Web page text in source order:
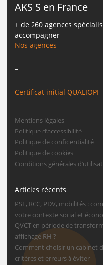
AKSIS en France
+ de 260 agences
accompagner
Nos agences
Certificat initial QUALIOPI
Mentions légales
Politique d’accessibilité
Politique de confidentialité
Politique de cookies
Conditions générales
Articles récents
PSE, RCC, PDV, mobilités :
votre contexte social et
QVCT en période de
affichage RH ?
Comment choisir un cabinet
critères et erreurs à éviter